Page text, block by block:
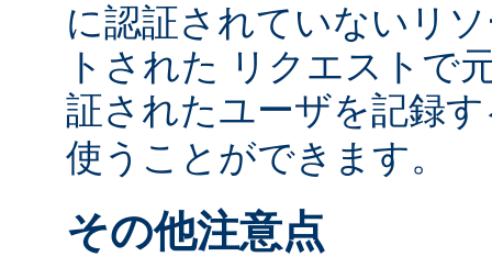
に認証されていないリ
トされた リクエストで
証されたユーザを記録
使うことができます。
その他注意点